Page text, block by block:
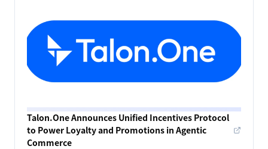
Talon.One Announces Unified Incentives Protocol
to Power Loyalty and Promotions in Agentic
Commerce